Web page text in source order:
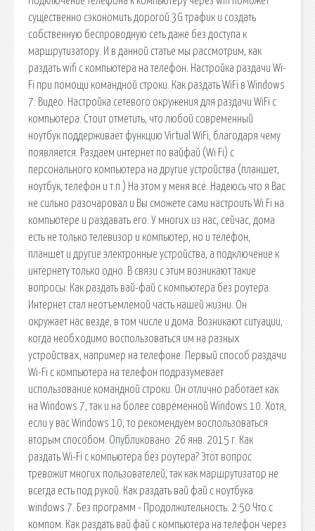
существенно сэкономить дорогой 3G трафик и создать
собственную беспроводную сеть даже без доступа к
маршрутизатору. И в данной статье мы рассмотрим, как
раздать wifi с компьютера на телефон. Настройка раздачи Wi-
Fi при помощи командной строки. Как раздать WiFi в Windows
7: Видео. Настройка сетевого окружения для раздачи WiFi с
компьютера. Стоит отметить, что любой современный
ноутбук поддерживает функцию Virtual WiFi, благодаря чему
появляется. Раздаем интернет по вайфай (Wi Fi) с
персонального компьютера на другие устройства (планшет,
ноутбук, телефон и т.п.) На этом у меня всё. Надеюсь что я Вас
не сильно разочаровал и Вы сможете сами настроить Wi Fi на
компьютере и раздавать его. У многих из нас, сейчас, дома
есть не только телевизор и компьютер, но и телефон,
планшет и другие электронные устройства, а подключение к
интернету только одно. В связи с этим возникают такие
вопросы: Как раздать вай-фай с компьютера без роутера.
Интернет стал неотъемлемой часть нашей жизни. Он
окружает нас везде, в том числе и дома. Возникают ситуации,
когда необходимо воспользоваться им на разных
устройствах, например на телефоне. Первый способ раздачи
Wi-Fi с компьютера на телефон подразумевает
использование командной строки. Он отлично работает как
на Windows 7, так и на более современной Windows 10. Хотя,
если у вас Windows 10, то рекомендуем воспользоваться
вторым способом. Опубликовано: 26 янв. 2015 г. Как
раздать Wi-Fi с компьютера без роутера? Этот вопрос
тревожит многих пользователей, так как маршрутизатор не
всегда есть под рукой. Как раздать вай фай с ноутбука
windows 7. Без программ - Продолжительность: 2:50 Что с
компом. Как раздать вай фай с компьютера на телефон через